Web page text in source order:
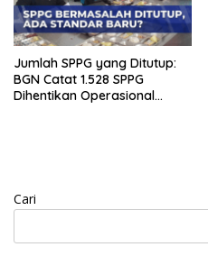
Jumlah SPPG yang Ditutup:
BGN Catat 1.528 SPPG
Dihentikan Operasional
Cari